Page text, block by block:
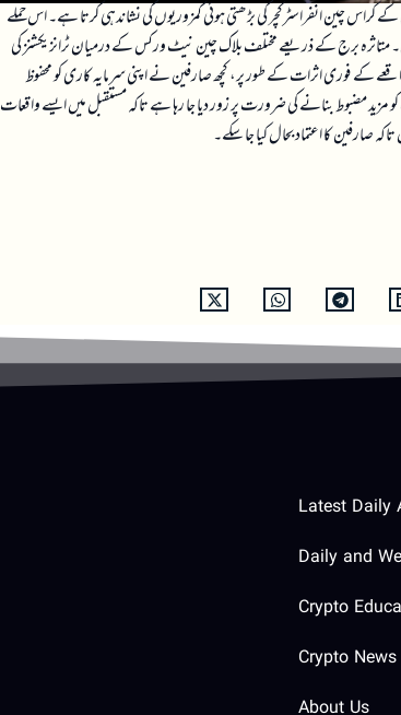
پڑا ہے۔ یہ واقعہ کرپٹو کرنسی کے کراس چین انفراسٹرکچر کی بڑھتی ہوئی کمزوریوں کی نشاندہی کرتا ہے۔ اس حملے
متاثرہ برج کے ذریعے مختلف بلاک چین نیٹ ورکس کے درمیان ٹرانزیکشنز کی
کے فوری اثرات کے طور پر، کچھ صارفین نے اپنی سرمایہ کاری کو محفوظ
مضبوط بنانے کی ضرورت پر زور دیا جا رہا ہے تاکہ مستقبل میں ایسے واقعات
کا اعتماد بحال کیا جا سکے۔
Latest Daily
Daily and
Crypto
Crypto News
About Us